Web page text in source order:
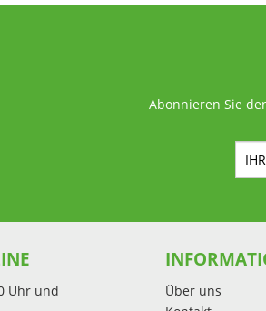
Abonnieren Sie
Uhr und
Über uns